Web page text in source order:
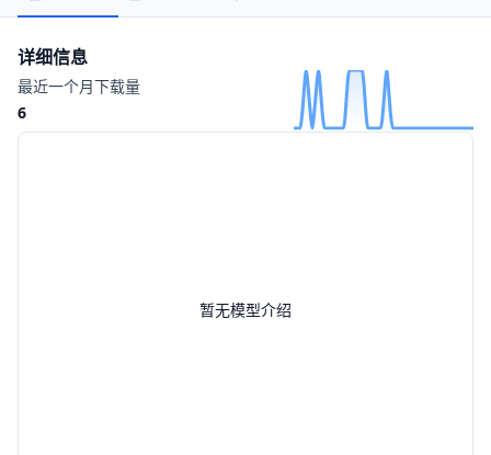
暂无模型介绍
详细信息
最近一个月下载量
6